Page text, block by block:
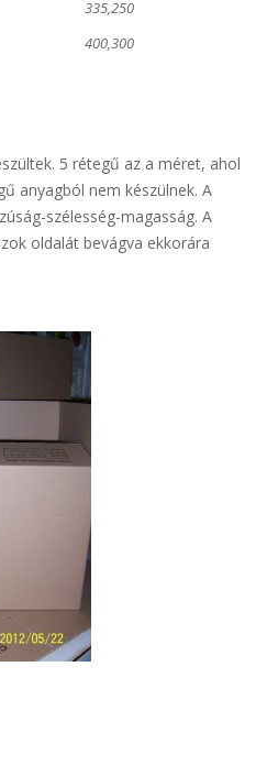
335,250
400,300
5 rétegű az a méret, ahol
anyagból nem készülnek. A
szélesség-magasság. A
oldalát bevágva ekkorára